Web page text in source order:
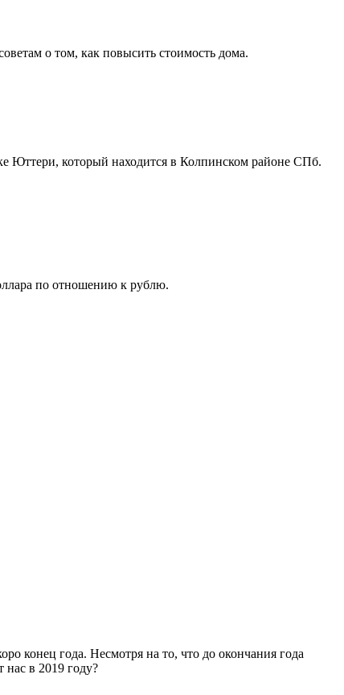
о том, как повысить стоимость дома.
Юттери, который находится в Колпинском районе СПб.
по отношению к рублю.
конец года. Несмотря на то, что до окончания года
нас в 2019 году?